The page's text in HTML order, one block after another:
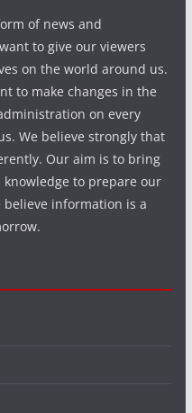
of news and
to give our viewers
on the world around us.
to make changes in the
on every
We believe strongly that
Our aim is to bring
to prepare our
believe information is a